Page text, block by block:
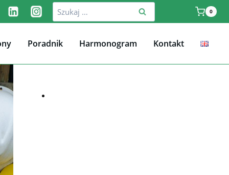
Szukaj: 0
Poradnik Harmonogram Kontakt